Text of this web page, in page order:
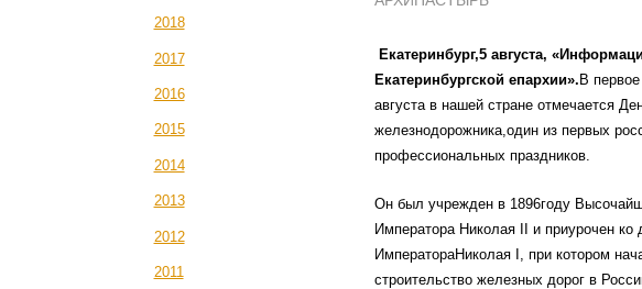
2018
2017
2016
2015
2014
2013
2012
2011
Екатеринбург,5 августа,
Екатеринбургской епархии». В
августа в нашей стране отмечается
железнодорожника,один из первых
профессиональных праздников.
Он был учрежден в 1896году
Императора Николая II и приурочен
ИмператораНиколая I, при котором
строительство железных дорог в